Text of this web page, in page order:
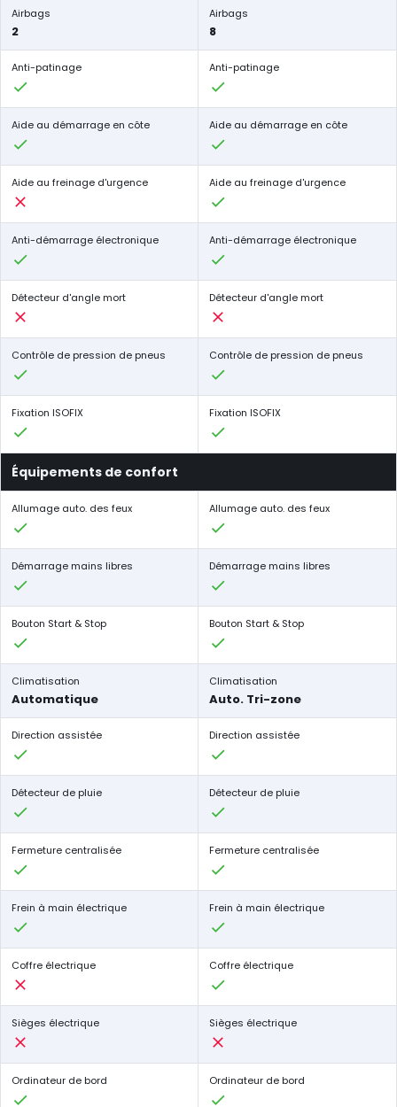
Airbags
2
Airbags
8
Anti-patinage Anti-patinage
Aide au démarrage en côte Aide au démarrage en côte
Aide au freinage d'urgence Aide au freinage d'urgence
Anti-démarrage électronique Anti-démarrage électronique
Détecteur d'angle mort Détecteur d'angle mort
Contrôle de pression de pneus Contrôle de pression de pneus
Fixation ISOFIX Fixation ISOFIX
Équipements de confort
Allumage auto. des feux Allumage auto. des feux
Démarrage mains libres Démarrage mains libres
Bouton Start & Stop Bouton Start & Stop
Climatisation
Automatique
Climatisation
Auto. Tri-zone
Direction assistée Direction assistée
Détecteur de pluie Détecteur de pluie
Fermeture centralisée Fermeture centralisée
Frein à main électrique Frein à main électrique
Coffre électrique Coffre électrique
Sièges électrique Sièges électrique
Ordinateur de bord Ordinateur de bord